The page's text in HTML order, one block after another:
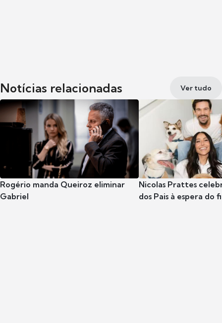
Notícias relacionadas Ver tudo
Rogério manda Queiroz eliminar
Gabriel
Nicolas Prattes
dos Pais à espera do